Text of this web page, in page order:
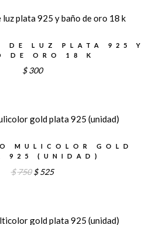
DE LUZ PLATA 925 Y
DE ORO 18 K
$ 300
MULICOLOR GOLD
925 (UNIDAD)
$750 El
era:
$ 525El
es: